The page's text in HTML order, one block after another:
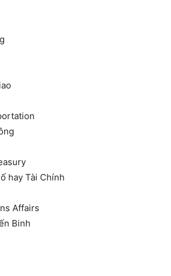
hay Tài Chính
Affairs
Binh